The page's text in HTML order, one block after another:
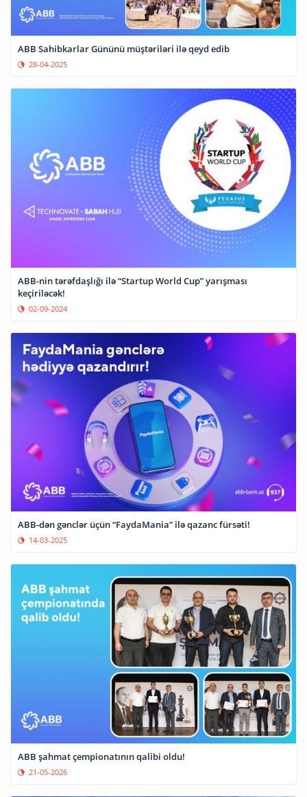
ABB Sahibkarlar Gününü müştəriləri ilə qeyd edib
28-04-2025
ABB-nin tərəfdaşlığı ilə “Startup World Cup” yarışması
keçiriləcək!
02-09-2024
ABB-dən gənclər üçün “FaydaMania” ilə qazanc fürsəti!
14-03-2025
ABB şahmat çempionatının qalibi oldu!
21-05-2026